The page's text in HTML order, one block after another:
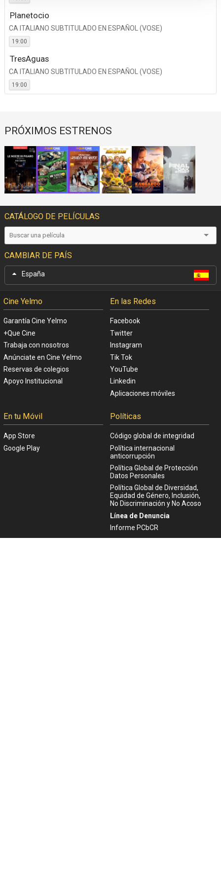
Planetocio
CA ITALIANO SUBTITULADO EN ESPAÑOL (VOSE)
19:00
TresAguas
CA ITALIANO SUBTITULADO EN ESPAÑOL (VOSE)
19:00
PRÓXIMOS ESTRENOS
CATÁLOGO DE PELÍCULAS
CAMBIAR DE PAÍS
España
Cine Yelmo
Garantía Cine Yelmo
+Que Cine
Trabaja con nosotros
Anúnciate en Cine Yelmo
Reservas de colegios
Apoyo Institucional
En las Redes
Facebook
Twitter
Instagram
Tik Tok
YouTube
Linkedin
Aplicaciones móviles
En tu Móvil
App Store
Google Play
Políticas
Código global de integridad
Política internacional
anticorrupción
Política Global de Protección
Datos Personales
Política Global de Diversidad,
Equidad de Género, Inclusión,
No Discriminación y No Acoso
Línea de Denuncia
Informe PCbCR